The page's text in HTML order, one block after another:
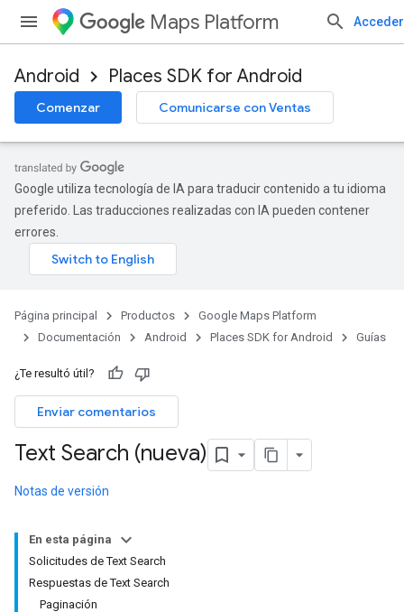
Maps Platform Acceder
Android Places SDK for Android
Comenzar Comunicarse con Ventas
Google utiliza tecnología de IA para traducir contenido a tu idioma
preferido. Las traducciones realizadas con IA pueden contener
errores.
Página principal Productos
Google Maps Platform
Documentación
Android Places SDK for Android Guías
¿Te resultó útil?
Enviar comentarios
Text Search (nueva)
Notas de versión
En esta página
Solicitudes de Text Search
Respuestas de Text Search
Paginación